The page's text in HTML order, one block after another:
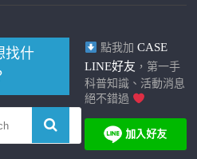
找什
點我加 CASE
LINE好友 ，第一手
科普知識、活動消息
絕不錯過